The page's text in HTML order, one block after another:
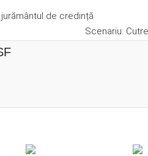
de credință
Scenariu: